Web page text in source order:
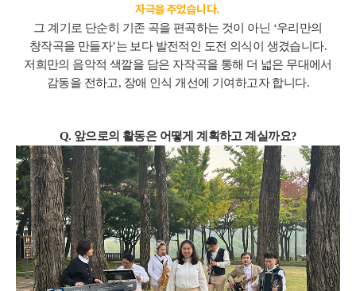
자극을 주었습니다.
그 계기로 단순히 기존 곡을 편곡하는 것이 아닌 ‘우리만의
창작곡을 만들자’는 보다 발전적인 도전 의식이 생겼습니다.
저희만의 음악적 색깔을 담은 자작곡을 통해 더 넓은 무대에서
감동을 전하고, 장애 인식 개선에 기여하고자 합니다.
Q. 앞으로의 활동은 어떻게 계획하고 계실까요?